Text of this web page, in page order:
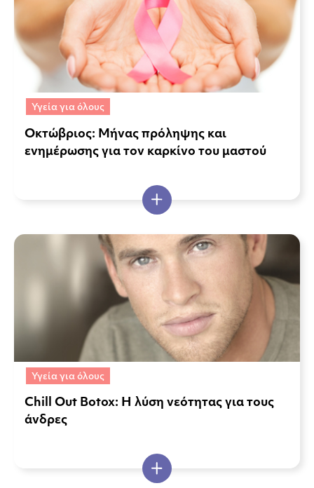
Υγεία για όλους
Οκτώβριος: Μήνας πρόληψης και
ενημέρωσης για τον καρκίνο του μαστού
Υγεία για όλους
Chill Out Botox: Η λύση νεότητας για τους
άνδρες